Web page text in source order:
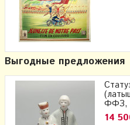
Выгодные предложения
ФФЗ,
14